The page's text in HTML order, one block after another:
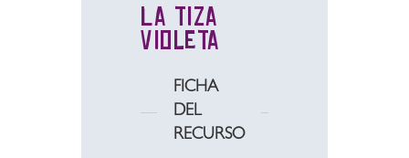
La tiza
violeta
FICHA
DEL
RECURSO